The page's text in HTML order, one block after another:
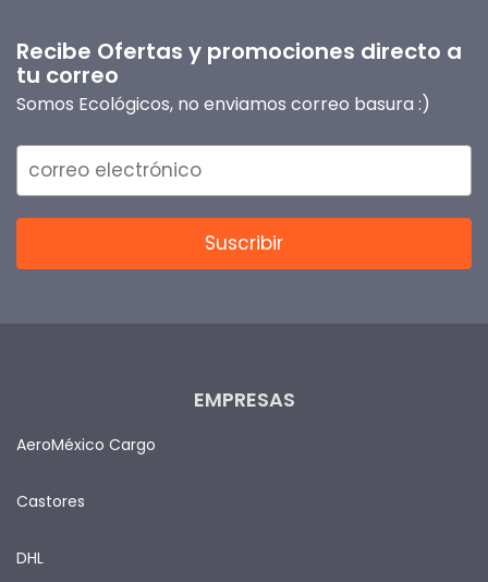
Recibe Ofertas y promociones directo a
tu correo
Somos Ecológicos, no enviamos correo basura :)
EMPRESAS
AeroMéxico Cargo
Castores
DHL